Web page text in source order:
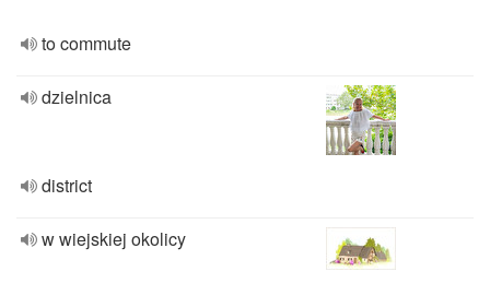
to commute
dzielnica
district
w wiejskiej okolicy